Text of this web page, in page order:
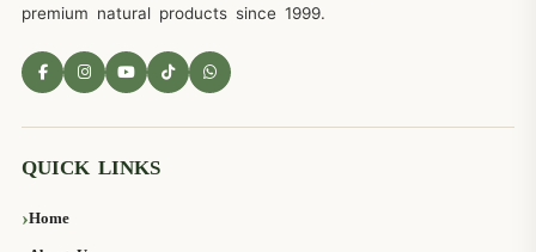
premium natural products since 1999.
QUICK LINKS
Home